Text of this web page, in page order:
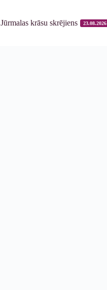
Jūrmalas krāsu skrējiens 23.08.2026